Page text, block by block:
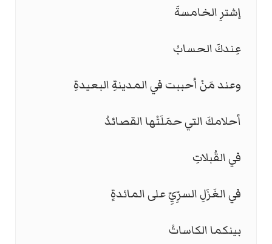
إشترِ الخامسةَ
عِندكَ الحسابُ
وعند مَنْ أحببت في المدينةِ البعيدةِ
أحلامكَ التي حمَلَتْها القصائدُ
في القُبلاتِ
في الغَزَلِ السرِّيِّ على المائدةٍ
بينكما الكاساتُ